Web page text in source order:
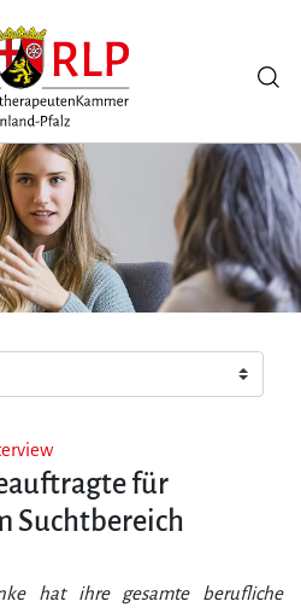
für
Suchtbereich
hat ihre gesamte berufliche